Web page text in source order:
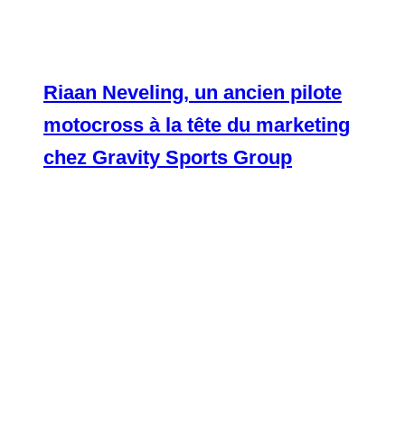
Riaan Neveling, un ancien pilote
motocross à la tête du marketing
chez Gravity Sports Group